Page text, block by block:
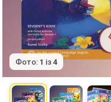
Фото: 1 із 4